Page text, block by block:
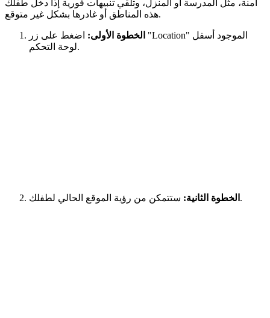
آمنة، مثل المدرسة أو المنزل، وتلقي تنبيهات فورية إذا دخل طفلك
هذه المناطق أو غادرها بشكل غير متوقع.
الخطوة الأولى: اضغط على زر "Location" الموجود أسفل
لوحة التحكم.
الخطوة الثانية: ستتمكن من رؤية الموقع الحالي لطفلك.